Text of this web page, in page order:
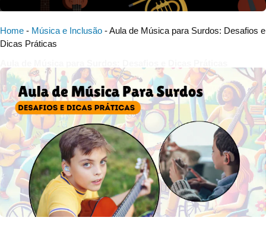
Home - Música e Inclusão -Aula de Música para Surdos: Desafios e
Dicas Práticas